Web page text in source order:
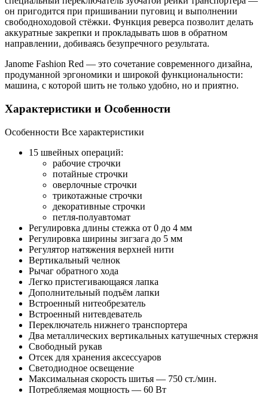
он пригодится при пришивании пуговиц и выполнении
свободноходовой стёжки. Функция реверса позволит делать
аккуратные закрепки и прокладывать шов в обратном
направлении, добиваясь безупречного результата.
Janome Fashion Red — это сочетание современного дизайна,
продуманной эргономики и широкой функциональности:
машина, с которой шить не только удобно, но и приятно.
Характеристики и Особенности
Особенности Все характеристики
15 швейных операций:
рабочие строчки
потайные строчки
оверлочные строчки
трикотажные строчки
декоративные строчки
петля-полуавтомат
Регулировка длины стежка от 0 до 4 мм
Регулировка ширины зигзага до 5 мм
Регулятор натяжения верхней нити
Вертикальный челнок
Рычаг обратного хода
Легко пристегивающаяся лапка
Дополнительный подъём лапки
Встроенный нитеобрезатель
Встроенный нитевдеватель
Переключатель нижнего транспортера
Два металлических вертикальных катушечных стержня
Свободный рукав
Отсек для хранения аксессуаров
Светодиодное освещение
Максимальная скорость шитья — 750 ст./мин.
Потребляемая мощность — 60 Вт